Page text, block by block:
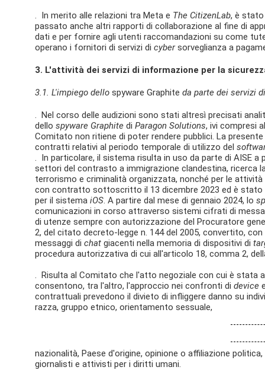
. In merito alle relazioni tra Meta e The CitizenLab, è
passato anche altri rapporti di collaborazione al fine di
dati e per fornire agli utenti raccomandazioni su come
operano i fornitori di servizi dicybersorveglianza a
3. L'attività dei servizi di informazione per la
3.1. L'impiego dello spyware Graphiteda parte dei servizi
. Nel corso delle audizioni sono stati altresì precisati
dellospyware Graphite diParagon Solutions, ivi compresi
Comitato non ritiene di poter rendere pubblici. La
contratti relativi al periodo temporale di utilizzo del
. In particolare, il sistema risulta in uso da parte di AISE
settori del contrasto a immigrazione clandestina, ricerca
terrorismo e criminalità organizzata, nonché per le
con contratto sottoscritto il 13 dicembre 2023 ed è
per il sistemaiOS. A partire dal mese di gennaio 2024, lo
comunicazioni in corso attraverso sistemi cifrati di
di utenze sempre con autorizzazione del Procuratore
2, del citato decreto-legge n. 144 del 2005, convertito,
messaggi dichat giacenti nella memoria di dispositivi di
procedura autorizzativa di cui all'articolo 18, comma 2,
. Risulta al Comitato che l'atto negoziale con cui è stata
consentono, tra l'altro, l'approccio nei confronti didevice
contrattuali prevedono il divieto di infliggere danno su
razza, gruppo etnico, orientamento sessuale,
nazionalità, Paese d'origine, opinione o affiliazione
giornalisti e attivisti per i diritti umani.